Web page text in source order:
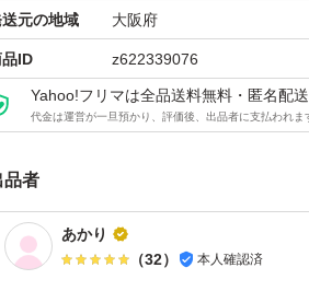
元の地域 大阪府
ID z622339076
Yahoo!フリマは全品送料無料・匿名配送
代金は運営が一旦預かり、評価後、出品者に支払われま
品者
あかり
（32） 本人確認済